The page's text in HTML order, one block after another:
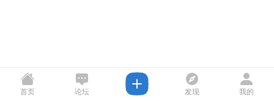
首页 论坛 发现 我的